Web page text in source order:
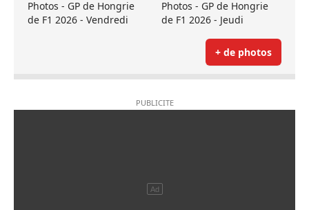
Photos - GP de Hongrie
de F1 2026 - Vendredi
Photos - GP de Hongrie
de F1 2026 - Jeudi
+ de photos